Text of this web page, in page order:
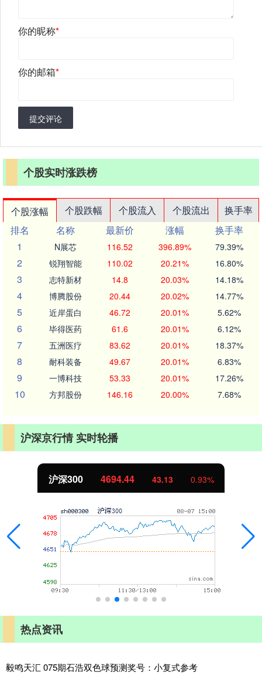
你的昵称*
你的邮箱*
提交评论
个股实时涨跌榜
个股涨幅 个股跌幅 个股流入 个股流出
换手率
排名
名称 最新价 涨幅
换手率
1
N展芯 116.52 396.89% 79.39%
2 锐翔智能 110.02 20.21% 16.80%
3 志特新材 14.8 20.03% 14.18%
4 博腾股份 20.44 20.02% 14.77%
5 近岸蛋白 46.72 20.01% 5.62%
6 毕得医药 61.6 20.01% 6.12%
7 五洲医疗 83.62 20.01% 18.37%
8 耐科装备 49.67 20.01% 6.83%
9 一博科技 53.33 20.01% 17.26%
10 方邦股份 146.16 20.00% 7.68%
沪深京行情 实时轮播
北证50 1134.24 11.37 1.01%
热点资讯
毅鸣天汇 075期石浩双色球预测奖号：小复式参考